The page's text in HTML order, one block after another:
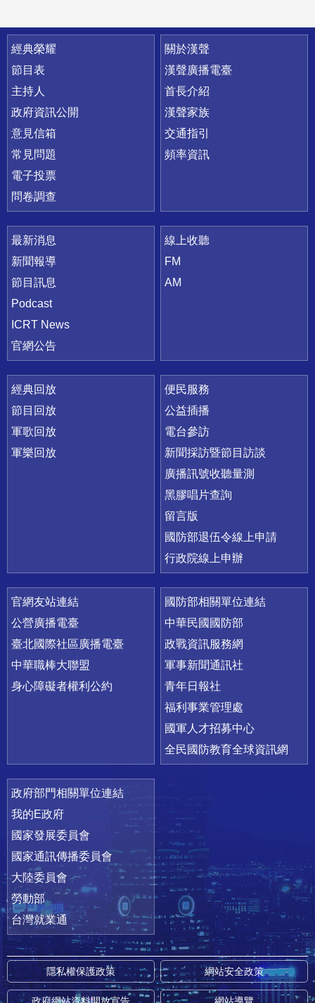
快速連結
經典榮耀
節目表
主持人
政府資訊公開
意見信箱
常見問題
電子投票
問卷調查
關於漢聲
漢聲廣播電臺
首長介紹
漢聲家族
交通指引
頻率資訊
最新消息
新聞報導
節目訊息
Podcast
ICRT News
官網公告
線上收聽
FM
AM
經典回放
節目回放
軍歌回放
軍樂回放
便民服務
公益插播
電台參訪
新聞採訪暨節目訪談
廣播訊號收聽量測
黑膠唱片查詢
留言版
國防部退伍令線上申請
行政院線上申辦
官網友站連結
公營廣播電臺
臺北國際社區廣播電臺
中華職棒大聯盟
身心障礙者權利公約
國防部相關單位連結
中華民國國防部
政戰資訊服務網
軍事新聞通訊社
青年日報社
福利事業管理處
國軍人才招募中心
全民國防教育全球資訊網
政府部門相關單位連結
我的E政府
國家發展委員會
國家通訊傳播委員會
大陸委員會
勞動部
台灣就業通
隱私權保護政策 網站安全政策